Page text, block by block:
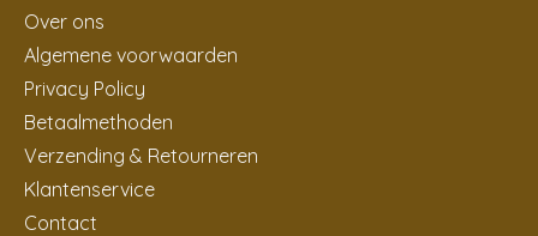
Over ons
Algemene voorwaarden
Privacy Policy
Betaalmethoden
Verzending & Retourneren
Klantenservice
Contact